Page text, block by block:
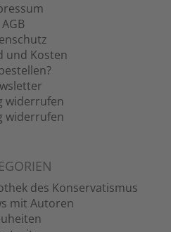
AGB
und Kosten
widerrufen
widerrufen
des Konservatismus
mit Autoren